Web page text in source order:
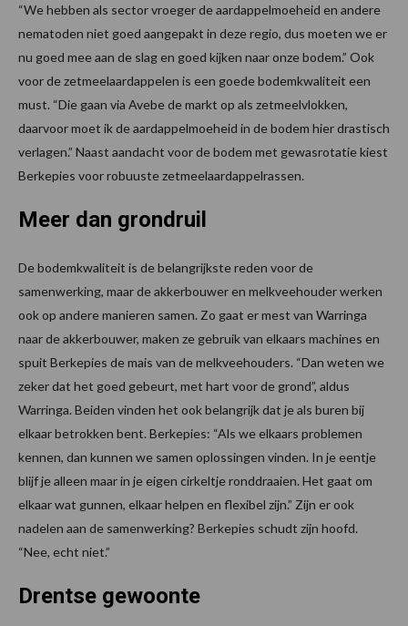
“We hebben als sector vroeger de aardappelmoeheid en andere
nematoden niet goed aangepakt in deze regio, dus moeten we er
nu goed mee aan de slag en goed kijken naar onze bodem.” Ook
voor de zetmeelaardappelen is een goede bodemkwaliteit een
must. “Die gaan via Avebe de markt op als zetmeelvlokken,
daarvoor moet ik de aardappelmoeheid in de bodem hier drastisch
verlagen.” Naast aandacht voor de bodem met gewasrotatie kiest
Berkepies voor robuuste zetmeelaardappelrassen.
Meer dan grondruil
De bodemkwaliteit is de belangrijkste reden voor de
samenwerking, maar de akkerbouwer en melkveehouder werken
ook op andere manieren samen. Zo gaat er mest van Warringa
naar de akkerbouwer, maken ze gebruik van elkaars machines en
spuit Berkepies de mais van de melkveehouders. “Dan weten we
zeker dat het goed gebeurt, met hart voor de grond”, aldus
Warringa. Beiden vinden het ook belangrijk dat je als buren bij
elkaar betrokken bent. Berkepies: “Als we elkaars problemen
kennen, dan kunnen we samen oplossingen vinden. In je eentje
blijf je alleen maar in je eigen cirkeltje ronddraaien. Het gaat om
elkaar wat gunnen, elkaar helpen en flexibel zijn.” Zijn er ook
nadelen aan de samenwerking? Berkepies schudt zijn hoofd.
“Nee, echt niet.”
Drentse gewoonte